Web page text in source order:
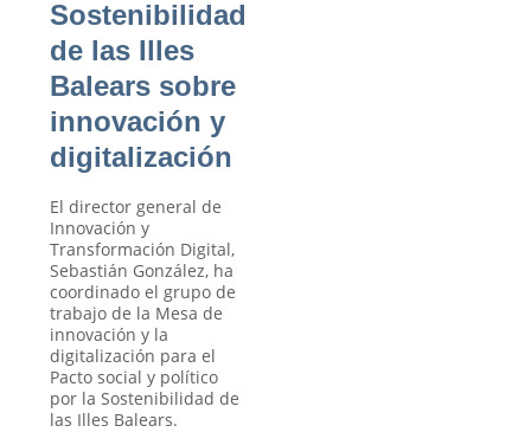
Sostenibilidad
de las Illes
Balears sobre
innovación y
digitalización
El director general de
Innovación y
Transformación Digital,
Sebastián González, ha
coordinado el grupo de
trabajo de la Mesa de
innovación y la
digitalización para el
Pacto social y político
por la Sostenibilidad de
las Illes Balears.